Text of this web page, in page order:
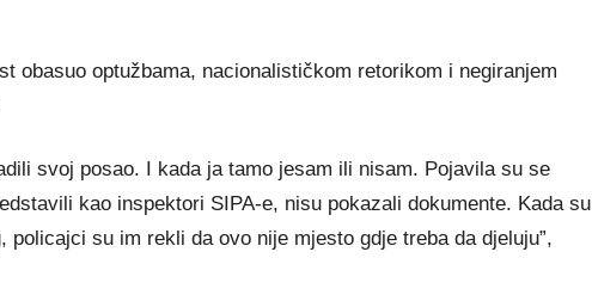
obasuo optužbama, nacionalističkom retorikom i negiranjem
svoj posao. I kada ja tamo jesam ili nisam. Pojavila su se
kao inspektori SIPA-e, nisu pokazali dokumente. Kada su
policajci su im rekli da ovo nije mjesto gdje treba da djeluju”,